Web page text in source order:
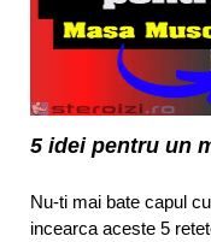
5 idei pentru un
Nu-ti mai bate capul
incearca aceste 5